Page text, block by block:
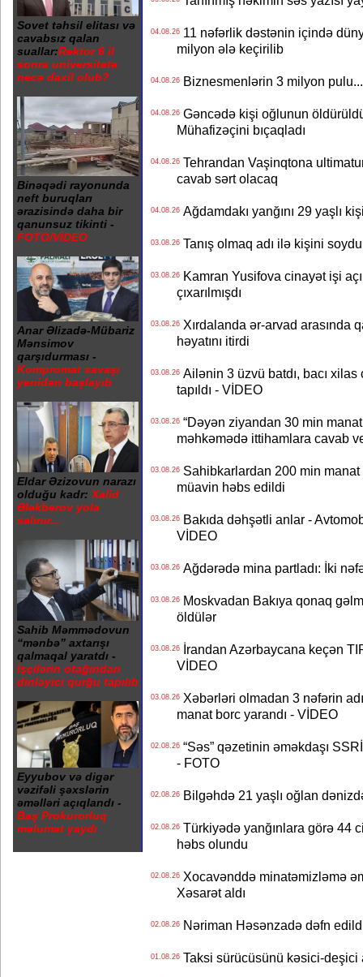
Sovet təhsil elitası və
cavabsız qalan
suallar:Rektor 6 il
sonra universitetə
necə daxil olub?
Binəqədi rayonunda
neft buruqları
ərazisində daha bir
qanunsuz tikinti -
FOTO/VİDEO
Anar Əlizadə-Mübariz
Mənsimov
qarşıdurması -
Kompromat savaşı
yenidən başlayıb
Eldar Əzizovun narazı
olduğu kadr: Xalid
Ələkbərov yola
salınır...
Sahib Məmmədovun
“mənbə” axtarışı
qalmaqal yaratdı -
İşçilərin otağından
dinləyici qurğu tapılıb
Eyyubov və digər
vəzifəli şəxslərin
əməlləri açıqlandı -
Baş Prokurorluq
məlumat yaydı
04.08.2611 nəfərlik dəstənin içində
milyon ələ keçirilib
04.08.26Biznesmenlərin 3 milyon
04.08.26Gəncədə kişi oğlunun
Mühafizəçini bıçaqladı
04.08.26Tehrandan Vaşinqtona
cavab sərt olacaq
04.08.26Ağdamdakı yanğını 29 yaşlı
03.08.26Tanış olmaq adı ilə kişini
03.08.26Kamran Yusifova cinayət işi
çıxarılmışdı
03.08.26Xırdalanda ər-arvad arasında
həyatını itirdi
03.08.26Ailənin 3 üzvü batdı, bacı xilas
tapıldı - VİDEO
03.08.26“Dəyən ziyandan 30 min
məhkəmədə ittihamlara cavab
03.08.26Sahibkarlardan 200 min manat
müavin həbs edildi
03.08.26Bakıda dəhşətli anlar -
VİDEO
03.08.26Ağdərədə mina partladı: İki
03.08.26Moskvadan Bakıya qonaq
öldülər
03.08.26İrandan Azərbaycana keçən
VİDEO
03.08.26Xəbərləri olmadan 3 nəfərin
manat borc yarandı - VİDEO
02.08.26“Səs” qəzetinin əməkdaşı
- FOTO
02.08.26Bilgəhdə 21 yaşlı oğlan
02.08.26Türkiyədə yanğınlara görə 44
həbs olundu
02.08.26Xocavənddə minatəmizləmə
Xəsarət aldı
02.08.26Nəriman Həsənzadə dəfn
01.08.26Taksi sürücüsünü kəsici-deşici